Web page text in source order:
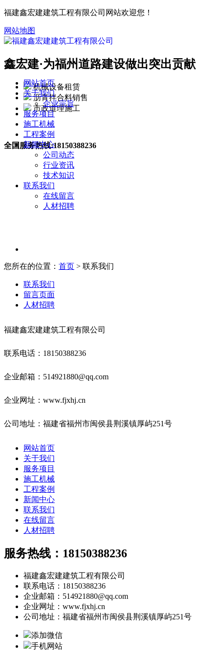
福建鑫宏建建筑工程有限公司网站欢迎您！
网站地图
鑫宏建·为福州道路建设做出突出贡献
机械设备租赁
沥青拌合料销售
市政道理施工
全国服务热线:18150388236
网站首页
关于我们
企业宗旨
服务项目
施工机械
工程案例
新闻中心
公司动态
行业资讯
技术知识
联系我们
在线留言
人材招聘
您所在的位置： 首页 > 联系我们
联系我们
留言页面
人材招聘
福建鑫宏建建筑工程有限公司
联系电话：18150388236
企业邮箱：514921880@qq.com
企业网址：www.fjxhj.cn
公司地址：福建省福州市闽侯县荆溪镇厚屿251号
网站首页
关于我们
服务项目
施工机械
工程案例
新闻中心
联系我们
在线留言
人材招聘
服务热线：18150388236
福建鑫宏建建筑工程有限公司
联系电话：18150388236
企业邮箱：514921880@qq.com
企业网址：www.fjxhj.cn
公司地址：福建省福州市闽侯县荆溪镇厚屿251号
添加微信
手机网站